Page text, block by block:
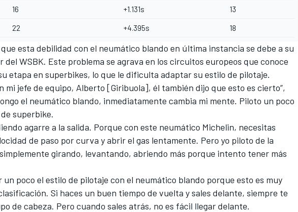
16 +1.131s 13
22 +4.395s 18
esta debilidad con el neumático blando en última instancia se debe a su
del WSBK. Este problema se agrava en los circuitos europeos que conoce
etapa en superbikes, lo que le dificulta adaptar su estilo de pilotaje.
mi jefe de equipo, Alberto [Giribuola], él también dijo que esto es cierto”,
el neumático blando, inmediatamente cambia mi mente. Piloto un poco
superbike.
agarre a la salida. Porque con este neumático Michelin, necesitas
de paso por curva y abrir el gas lentamente. Pero yo piloto de la
girando, levantando, abriendo más porque intento tener más
un poco el estilo de pilotaje con el neumático blando porque esto es muy
Si haces un buen tiempo de vuelta y sales delante, siempre te
de cabeza. Pero cuando sales atrás, no es fácil llegar delante.